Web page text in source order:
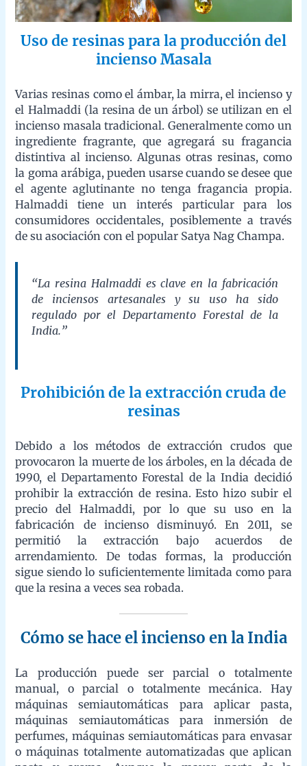
incienso Masala
Varias resinas como el ámbar, la mirra, el incienso y el
Halmaddi (la resina de un árbol) se utilizan en el incienso
fragrante, que agregará su fragancia distintiva al incienso.
Algunas otras resinas, como la goma arábiga, pueden usarse
cuando se desee que el agente aglutinante no tenga fragancia
propia. Halmaddi tiene un interés particular para los
consumidores occidentales, posiblemente a través de su
asociación con el popular Satya Nag Champa.
“La resina Halmaddi es clave en la fabricación
de inciensos artesanales y su uso ha sido
Prohibición de la extracción cruda de
Debido a los métodos de extracción crudos que provocaron la
muerte de los árboles, en la década de 1990, el Departamento
Forestal de la India decidió prohibir la extracción de resina.
fabricación de incienso disminuyó. En 2011, se permitió la
extracción bajo acuerdos de arrendamiento. De todas formas, la
producción sigue siendo lo suficientemente limitada como para
que la resina a veces sea robada.
Cómo se hace el incienso en la India
La producción puede ser parcial o totalmente manual, o parcial
o totalmente mecánica. Hay máquinas semiautomáticas para
aplicar pasta, máquinas semiautomáticas para inmersión de
totalmente automatizadas que aplican pasta y aroma. Aunque la
casa.
Distribución de las empresas
Hay alrededor de 5.000 empresas de incienso en la India que
toman varillas crudas sin perfume. Éstas son enrolladas a mano